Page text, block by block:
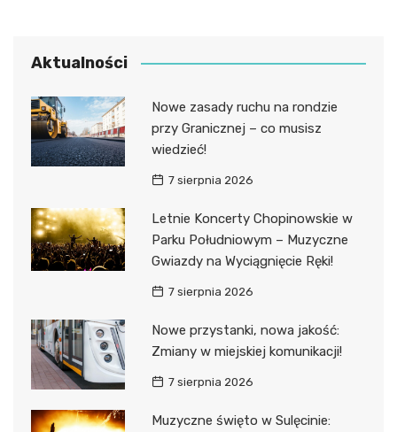
Aktualności
Nowe zasady ruchu na rondzie
przy Granicznej – co musisz
wiedzieć!
7 sierpnia 2026
Letnie Koncerty Chopinowskie w
Parku Południowym – Muzyczne
Gwiazdy na Wyciągnięcie Ręki!
7 sierpnia 2026
Nowe przystanki, nowa jakość:
Zmiany w miejskiej komunikacji!
7 sierpnia 2026
Muzyczne święto w Sulęcinie: